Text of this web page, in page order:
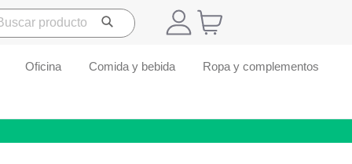
Oficina Comida y bebida Ropa y complementos